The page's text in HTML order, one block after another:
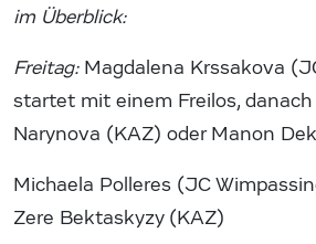
im Überblick:
Freitag: Magdalena Krssakova
startet mit einem Freilos,
Narynova (KAZ) oder Manon
Michaela Polleres (JC
Zere Bektaskyzy (KAZ)